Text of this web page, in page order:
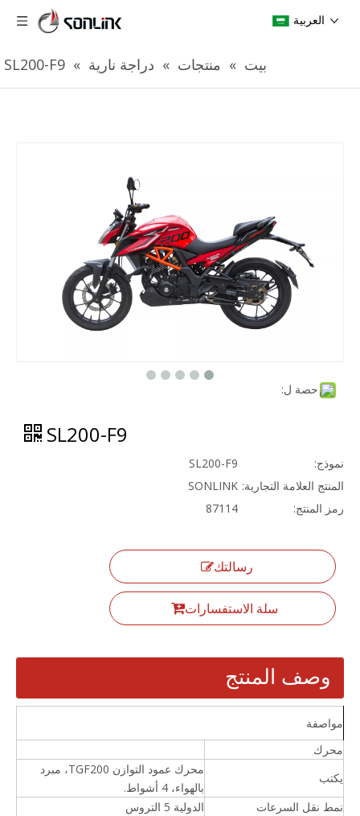
العربية
بيت » منتجات » دراجة نارية »
SL200-F9
حصة ل:
SL200-F9
نموذج:
SL200-F9
المنتج العلامة التجارية: SONLINK
رمز المنتج:
87114
رسالتك
سلة الاستفسارات
وصف المنتج
مواصفة
محرك
يكتب
محرك عمود التوازن TGF200، مبرد
بالهواء، 4 أشواط.
نمط نقل السرعات
الدولية 5 التروس